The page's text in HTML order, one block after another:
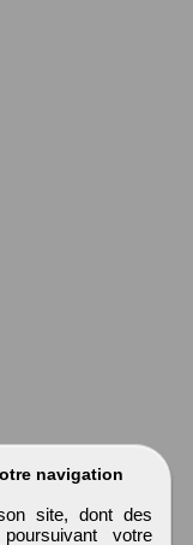
navigation
site, dont des
votre